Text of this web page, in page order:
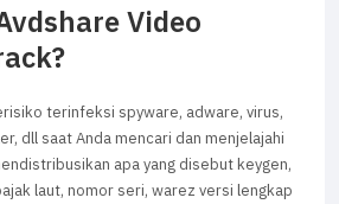
Video
terinfeksi spyware, adware, virus,
dll saat Anda mencari dan menjelajahi
apa yang disebut keygen,
laut, nomor seri, warez versi lengkap